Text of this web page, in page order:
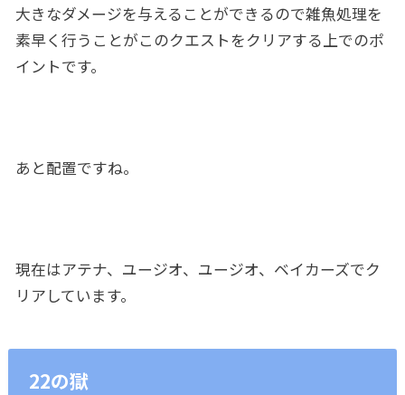
大きなダメージを与えることができるので雑魚処理を
素早く行うことがこのクエストをクリアする上でのポ
イントです。
あと配置ですね。
現在はアテナ、ユージオ、ユージオ、ベイカーズでク
リアしています。
22の獄